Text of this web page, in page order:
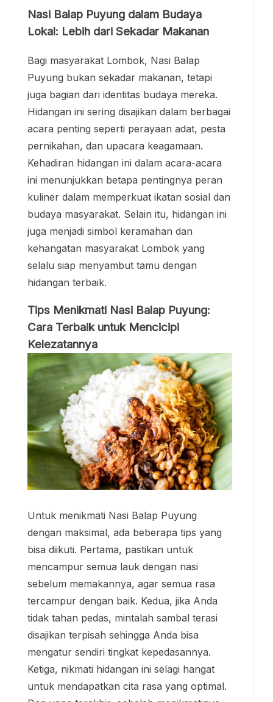
Nasi Balap Puyung dalam Budaya
Lokal: Lebih dari Sekadar Makanan
Bagi masyarakat Lombok, Nasi Balap
Puyung bukan sekadar makanan, tetapi
juga bagian dari identitas budaya mereka.
Hidangan ini sering disajikan dalam berbagai
acara penting seperti perayaan adat, pesta
pernikahan, dan upacara keagamaan.
Kehadiran hidangan ini dalam acara-acara
ini menunjukkan betapa pentingnya peran
kuliner dalam memperkuat ikatan sosial dan
budaya masyarakat. Selain itu, hidangan ini
juga menjadi simbol keramahan dan
kehangatan masyarakat Lombok yang
selalu siap menyambut tamu dengan
hidangan terbaik.
Tips Menikmati Nasi Balap Puyung:
Cara Terbaik untuk Mencicipi
Kelezatannya
Untuk menikmati Nasi Balap Puyung
dengan maksimal, ada beberapa tips yang
bisa diikuti. Pertama, pastikan untuk
mencampur semua lauk dengan nasi
sebelum memakannya, agar semua rasa
tercampur dengan baik. Kedua, jika Anda
tidak tahan pedas, mintalah sambal terasi
disajikan terpisah sehingga Anda bisa
mengatur sendiri tingkat kepedasannya.
Ketiga, nikmati hidangan ini selagi hangat
untuk mendapatkan cita rasa yang optimal.